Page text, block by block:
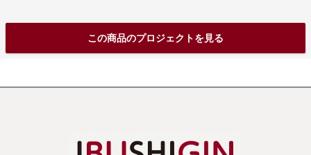
この商品のプロジェクトを見る